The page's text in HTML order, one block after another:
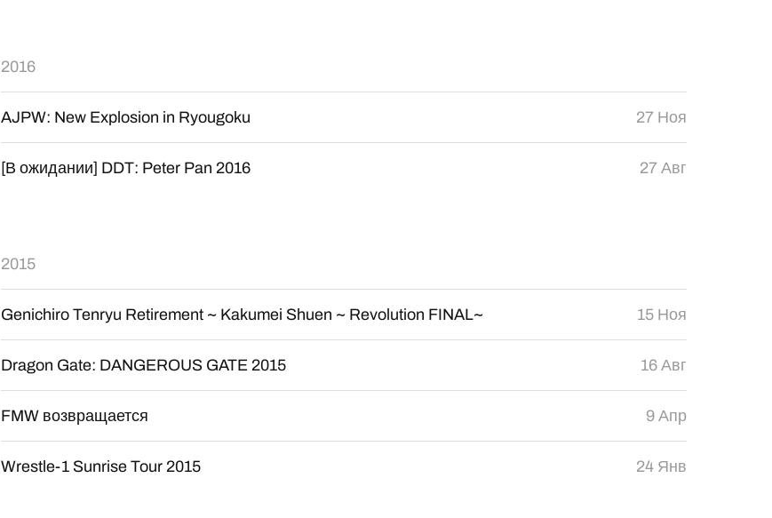
2016
AJPW: New Explosion in Ryougoku 27 Ноя
[В ожидании] DDT: Peter Pan 2016 27 Авг
2015
Genichiro Tenryu Retirement ~ Kakumei Shuen ~ Revolution FINAL~ 15 Ноя
Dragon Gate: DANGEROUS GATE 2015 16 Авг
FMW возвращается 9 Апр
Wrestle-1 Sunrise Tour 2015 24 Янв